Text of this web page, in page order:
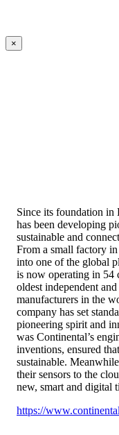
×
Since its foundation in
has been developing
sustainable and
From a small factory
into one of the global
is now operating in 54
oldest independent
manufacturers in the
company has set
pioneering spirit and
was Continental’s
inventions, ensured
sustainable.
their sensors to the
new, smart and digital
https://